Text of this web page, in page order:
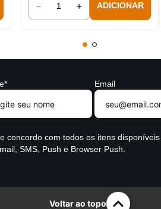
＋
－ ADICIONAR
Email
concordo com todos os itens disponíveis
SMS, Push e Browser Push.
Voltar ao topo